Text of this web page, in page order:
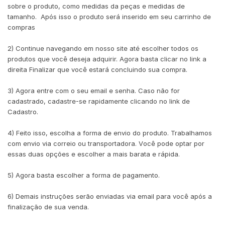
sobre o produto, como medidas da peças e medidas de
tamanho. Após isso o produto será inserido em seu carrinho de
compras
2) Continue navegando em nosso site até escolher todos os
produtos que você deseja adquirir. Agora basta clicar no link a
direita Finalizar que você estará concluindo sua compra.
3) Agora entre com o seu email e senha. Caso não for
cadastrado, cadastre-se rapidamente clicando no link de
Cadastro.
4) Feito isso, escolha a forma de envio do produto. Trabalhamos
com envio via correio ou transportadora. Você pode optar por
essas duas opções e escolher a mais barata e rápida.
5) Agora basta escolher a forma de pagamento.
6) Demais instruções serão enviadas via email para você após a
finalização de sua venda.